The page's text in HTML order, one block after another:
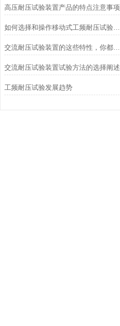
高压耐压试验装置产品的特点注意事项
如何选择和操作移动式工频耐压试验仪？
交流耐压试验装置的这些特性，你都了解吗？
交流耐压试验装置试验方法的选择阐述
工频耐压试验发展趋势